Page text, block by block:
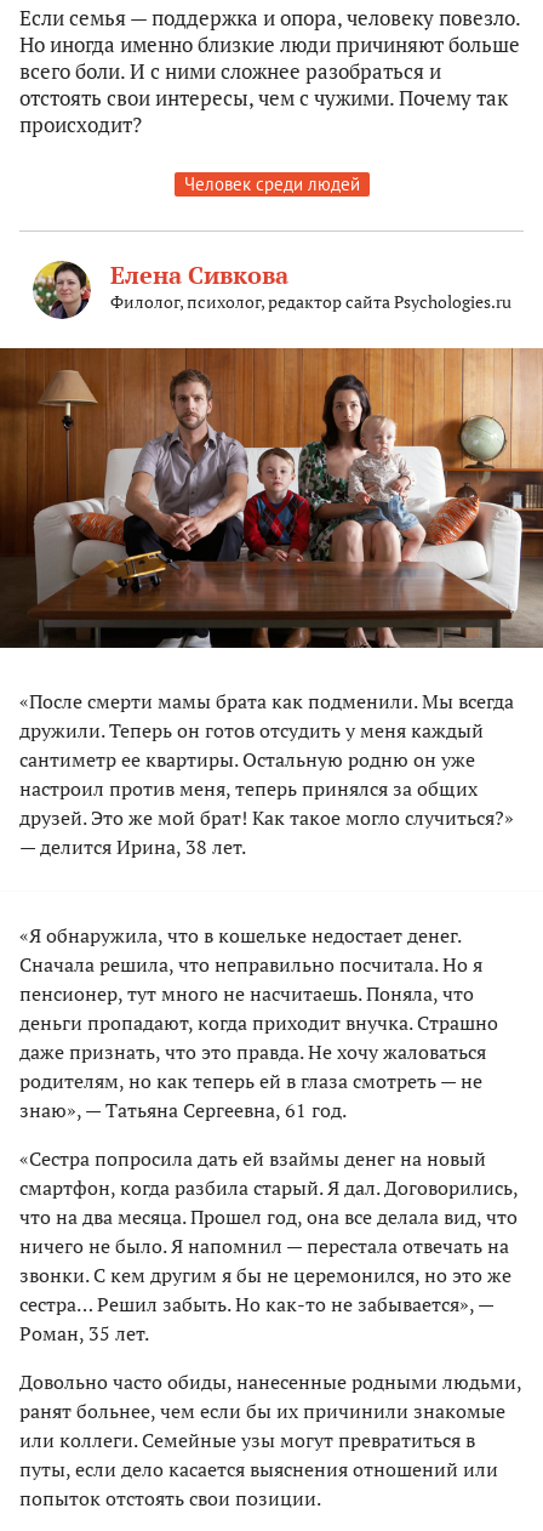
Если семья — поддержка и опора, человеку повезло.
Но иногда именно близкие люди причиняют больше
всего боли. И с ними сложнее разобраться и
отстоять свои интересы, чем с чужими. Почему так
происходит?
Человек среди людей
Елена Сивкова
Филолог, психолог, редактор сайта Psychologies.ru
«После смерти мамы брата как подменили. Мы всегда
дружили. Теперь он готов отсудить у меня каждый
сантиметр ее квартиры. Остальную родню он уже
настроил против меня, теперь принялся за общих
друзей. Это же мой брат! Как такое могло случиться?»
— делится Ирина, 38 лет.
«Я обнаружила, что в кошельке недостает денег.
Сначала решила, что неправильно посчитала. Но я
пенсионер, тут много не насчитаешь. Поняла, что
деньги пропадают, когда приходит внучка. Страшно
даже признать, что это правда. Не хочу жаловаться
родителям, но как теперь ей в глаза смотреть — не
знаю», — Татьяна Сергеевна, 61 год.
«Сестра попросила дать ей взаймы денег на новый
смартфон, когда разбила старый. Я дал. Договорились,
что на два месяца. Прошел год, она все делала вид, что
ничего не было. Я напомнил — перестала отвечать на
звонки. С кем другим я бы не церемонился, но это же
сестра… Решил забыть. Но как-то не забывается», —
Роман, 35 лет.
Довольно часто обиды, нанесенные родными людьми,
ранят больнее, чем если бы их причинили знакомые
или коллеги. Семейные узы могут превратиться в
путы, если дело касается выяснения отношений или
попыток отстоять свои позиции.